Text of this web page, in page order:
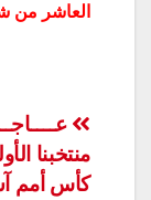
العاشر من
تصفّح
منتخبنا